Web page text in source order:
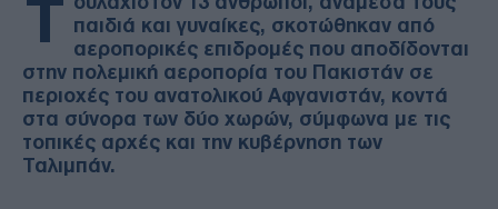
Τ παιδιά και γυναίκες, σκοτώθηκαν από
αεροπορικές επιδρομές που αποδίδονται
στην πολεμική αεροπορία του Πακιστάν σε
περιοχές του ανατολικού Αφγανιστάν, κοντά
στα σύνορα των δύο χωρών, σύμφωνα με τις
τοπικές αρχές και την κυβέρνηση των
Ταλιμπάν.